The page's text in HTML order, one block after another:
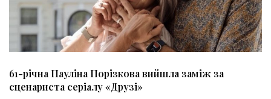
61-річна Пауліна Порізкова вийшла заміж за
сценариста серіалу «Друзі»